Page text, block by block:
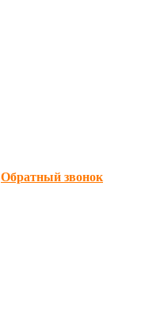
Обратный звонок